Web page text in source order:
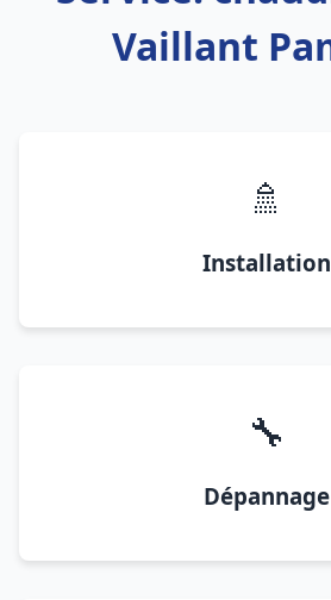
Vaillant
🚿
Installation
🔧
Dépannage